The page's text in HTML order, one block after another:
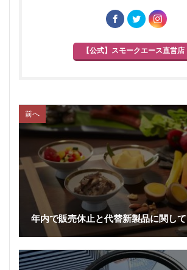
【公式】スモークエース直営店
前へ
年内で販売休止と代替新製品に関して